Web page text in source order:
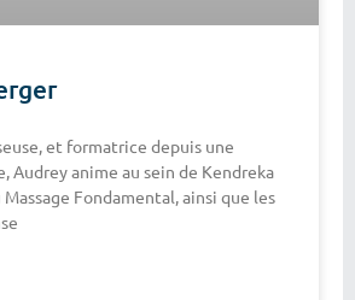
et formatrice depuis une
Audrey anime au sein de Kendreka
Fondamental, ainsi que les